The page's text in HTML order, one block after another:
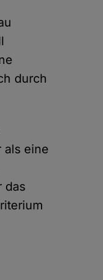
durch
als eine
das